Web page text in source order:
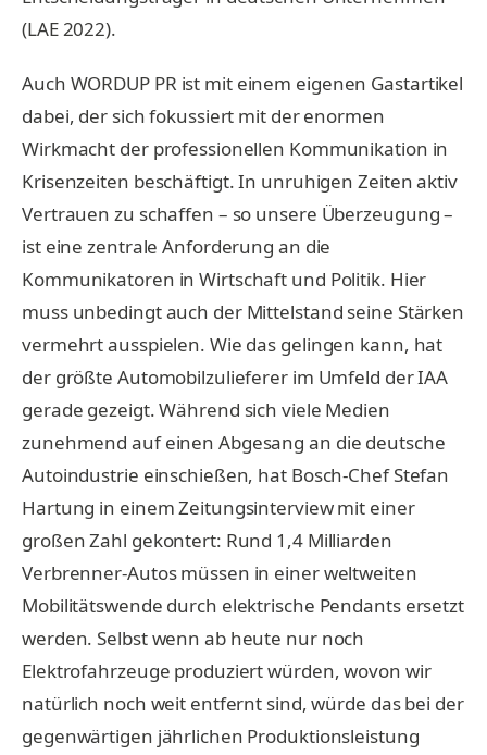
(LAE 2022).
Auch WORDUP PR ist mit einem eigenen Gastartikel
dabei, der sich fokussiert mit der enormen
Wirkmacht der professionellen Kommunikation in
Krisenzeiten beschäftigt. In unruhigen Zeiten aktiv
Vertrauen zu schaffen – so unsere Überzeugung –
ist eine zentrale Anforderung an die
Kommunikatoren in Wirtschaft und Politik. Hier
muss unbedingt auch der Mittelstand seine Stärken
vermehrt ausspielen. Wie das gelingen kann, hat
der größte Automobilzulieferer im Umfeld der IAA
gerade gezeigt. Während sich viele Medien
zunehmend auf einen Abgesang an die deutsche
Autoindustrie einschießen, hat Bosch-Chef Stefan
Hartung in einem Zeitungsinterview mit einer
großen Zahl gekontert: Rund 1,4 Milliarden
Verbrenner-Autos müssen in einer weltweiten
Mobilitätswende durch elektrische Pendants ersetzt
werden. Selbst wenn ab heute nur noch
Elektrofahrzeuge produziert würden, wovon wir
natürlich noch weit entfernt sind, würde das bei der
gegenwärtigen jährlichen Produktionsleistung